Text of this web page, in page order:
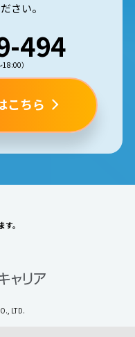
さい。
494
）
こちら
。
LTD.